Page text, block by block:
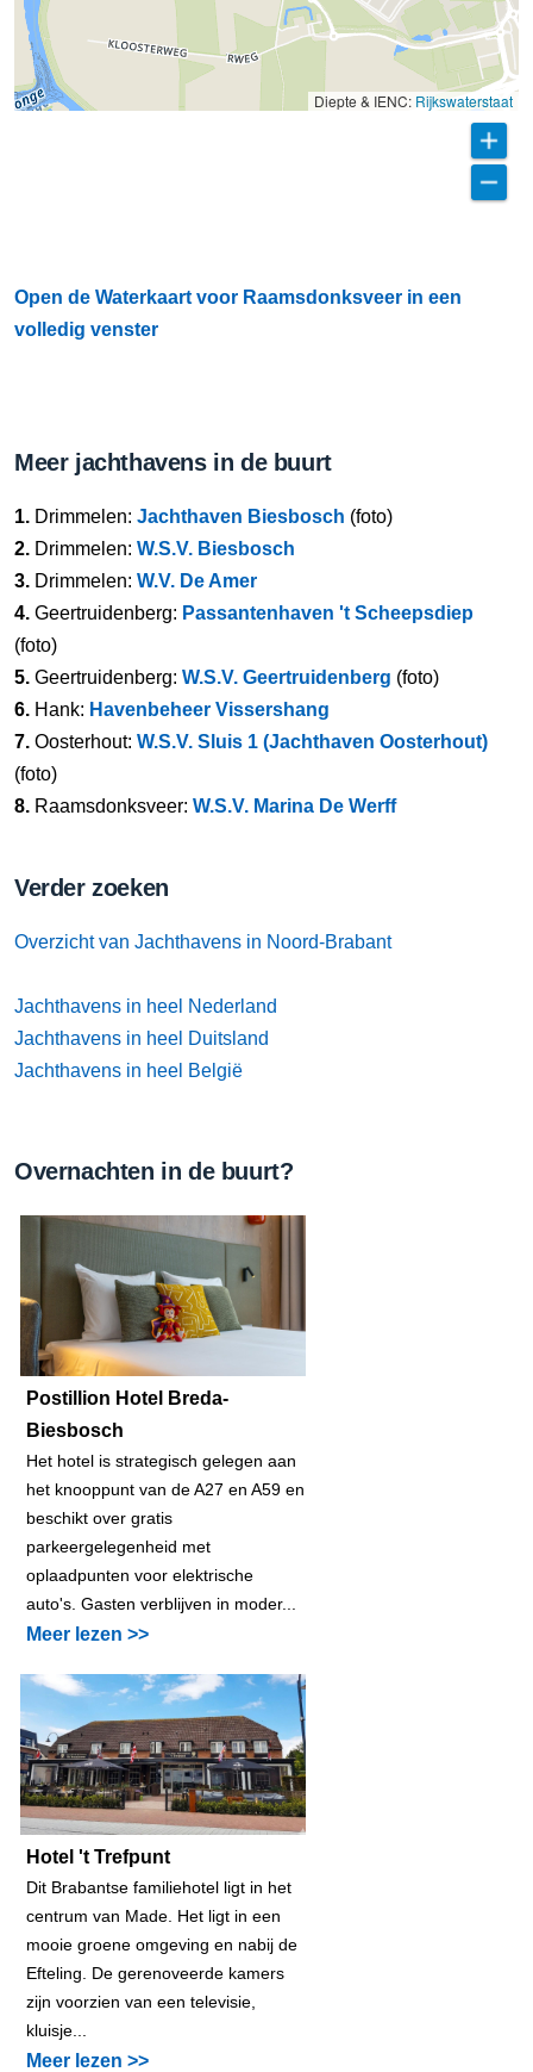
Diepte & IENC: Rijkswaterstaat
Open de Waterkaart voor Raamsdonksveer in een
volledig venster
Meer jachthavens in de buurt
1. Drimmelen: Jachthaven Biesbosch (foto)
2. Drimmelen: W.S.V. Biesbosch
3. Drimmelen: W.V. De Amer
4. Geertruidenberg: Passantenhaven 't Scheepsdiep
(foto)
5. Geertruidenberg: W.S.V. Geertruidenberg (foto)
6. Hank: Havenbeheer Vissershang
7. Oosterhout: W.S.V. Sluis 1 (Jachthaven Oosterhout)
(foto)
8. Raamsdonksveer: W.S.V. Marina De Werff
Verder zoeken
Overzicht van Jachthavens in Noord-Brabant
Jachthavens in heel Nederland
Jachthavens in heel Duitsland
Jachthavens in heel België
Overnachten in de buurt?
Postillion Hotel Breda-
Biesbosch
Het hotel is strategisch gelegen aan
het knooppunt van de A27 en A59 en
beschikt over gratis
parkeergelegenheid met
oplaadpunten voor elektrische
auto's. Gasten verblijven in moder...
Meer lezen >>
Hotel 't Trefpunt
Dit Brabantse familiehotel ligt in het
centrum van Made. Het ligt in een
mooie groene omgeving en nabij de
Efteling. De gerenoveerde kamers
zijn voorzien van een televisie,
kluisje...
Meer lezen >>